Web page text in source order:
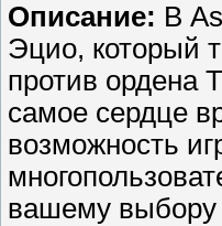
Описание: В
Эцио, который
против ордена
самое сердце
возможность
вашему выбору